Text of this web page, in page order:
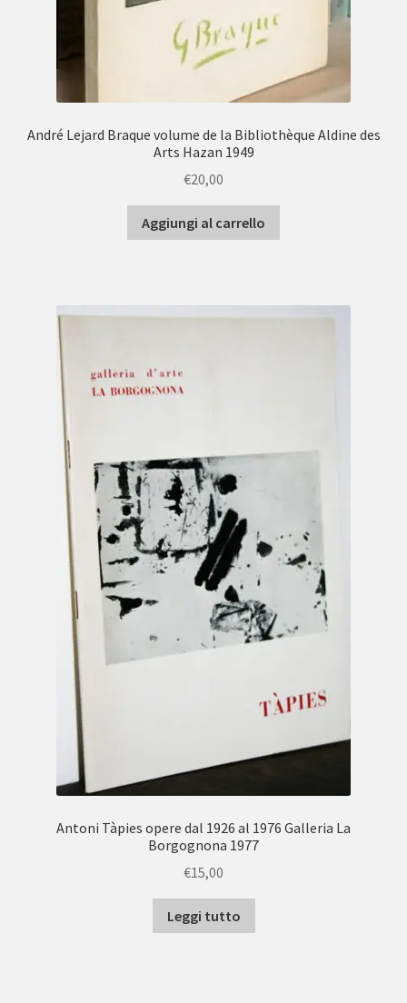
André Lejard Braque volume de la Bibliothèque Aldine des
Arts Hazan 1949
€20,00
Aggiungi al carrello
Antoni Tàpies opere dal 1926 al 1976 Galleria La
Borgognona 1977
€15,00
Leggi tutto